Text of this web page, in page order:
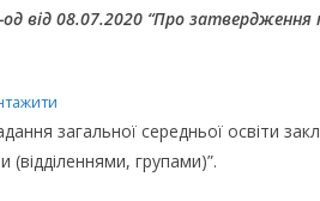
від 08.07.2020 “Про
загальної середньої освіти
(відділеннями, групами)”.